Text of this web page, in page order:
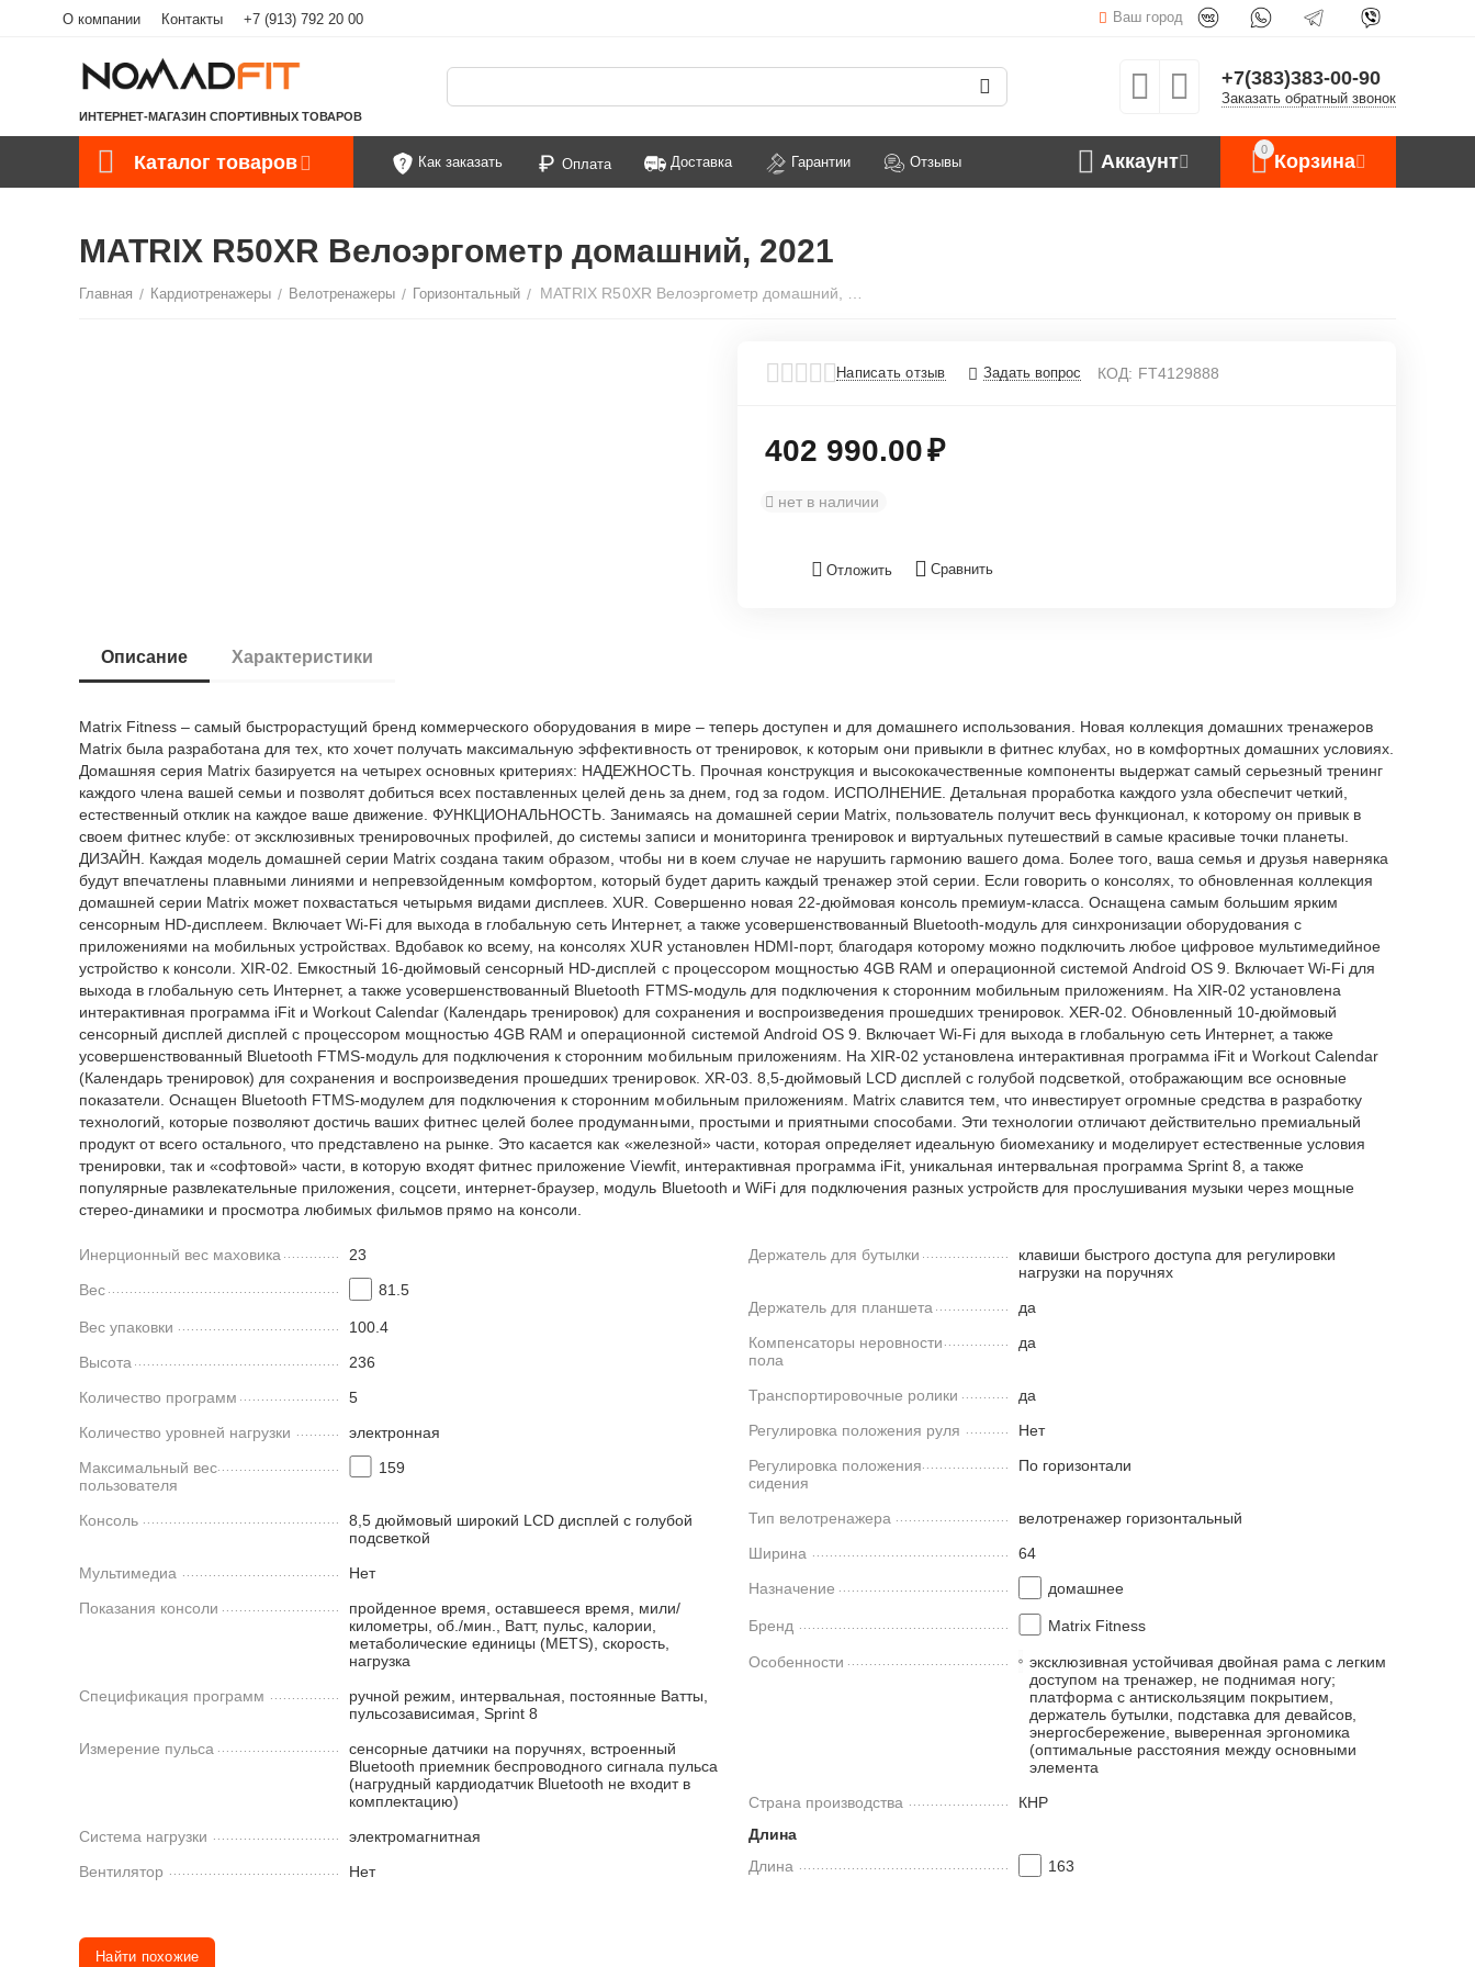
О компании Контакты +7 (913) 792 20 00 Ваш город
ИНТЕРНЕТ-МАГАЗИН СПОРТИВНЫХ ТОВАРОВ
+7(383)383-00-90
Заказать обратный звонок
Каталог товаров Как заказать Оплата Доставка Гарантии Отзывы
0
Корзина
Аккаунт
MATRIX R50XR Велоэргометр домашний, 2021
Главная / Кардиотренажеры / Велотренажеры / Горизонтальный /
Написать отзыв Задать вопрос КОД: FT4129888
402 990.00₽
нет в наличии
Отложить Сравнить
Описание Характеристики
Matrix Fitness – самый быстрорастущий бренд коммерческого оборудования в мире – теперь доступен и для домашнего использования. Новая коллекция домашних тренажеров
Matrix была разработана для тех, кто хочет получать максимальную эффективность от тренировок, к которым они привыкли в фитнес клубах, но в комфортных домашних условиях.
Домашняя серия Matrix базируется на четырех основных критериях: НАДЕЖНОСТЬ. Прочная конструкция и высококачественные компоненты выдержат самый серьезный тренинг
каждого члена вашей семьи и позволят добиться всех поставленных целей день за днем, год за годом. ИСПОЛНЕНИЕ. Детальная проработка каждого узла обеспечит четкий,
естественный отклик на каждое ваше движение. ФУНКЦИОНАЛЬНОСТЬ. Занимаясь на домашней серии Matrix, пользователь получит весь функционал, к которому он привык в
своем фитнес клубе: от эксклюзивных тренировочных профилей, до системы записи и мониторинга тренировок и виртуальных путешествий в самые красивые точки планеты.
ДИЗАЙН. Каждая модель домашней серии Matrix создана таким образом, чтобы ни в коем случае не нарушить гармонию вашего дома. Более того, ваша семья и друзья наверняка
будут впечатлены плавными линиями и непревзойденным комфортом, который будет дарить каждый тренажер этой серии. Если говорить о консолях, то обновленная коллекция
домашней серии Matrix может похвастаться четырьмя видами дисплеев. XUR. Совершенно новая 22-дюймовая консоль премиум-класса. Оснащена самым большим ярким
сенсорным HD-дисплеем. Включает Wi-Fi для выхода в глобальную сеть Интернет, а также усовершенствованный Bluetooth-модуль для синхронизации оборудования с
приложениями на мобильных устройствах. Вдобавок ко всему, на консолях XUR установлен HDMI-порт, благодаря которому можно подключить любое цифровое мультимедийное
устройство к консоли. XIR-02. Емкостный 16-дюймовый сенсорный HD-дисплей с процессором мощностью 4GB RAM и операционной системой Android OS 9. Включает Wi-Fi для
выхода в глобальную сеть Интернет, а также усовершенствованный Bluetooth FTMS-модуль для подключения к сторонним мобильным приложениям. На XIR-02 установлена
интерактивная программа iFit и Workout Calendar (Календарь тренировок) для сохранения и воспроизведения прошедших тренировок. XER-02. Обновленный 10-дюймовый
сенсорный дисплей дисплей с процессором мощностью 4GB RAM и операционной системой Android OS 9. Включает Wi-Fi для выхода в глобальную сеть Интернет, а также
усовершенствованный Bluetooth FTMS-модуль для подключения к сторонним мобильным приложениям. На XIR-02 установлена интерактивная программа iFit и Workout Calendar
(Календарь тренировок) для сохранения и воспроизведения прошедших тренировок. XR-03. 8,5-дюймовый LCD дисплей с голубой подсветкой, отображающим все основные
показатели. Оснащен Bluetooth FTMS-модулем для подключения к сторонним мобильным приложениям. Matrix славится тем, что инвестирует огромные средства в разработку
технологий, которые позволяют достичь ваших фитнес целей более продуманными, простыми и приятными способами. Эти технологии отличают действительно премиальный
продукт от всего остального, что представлено на рынке. Это касается как «железной» части, которая определяет идеальную биомеханику и моделирует естественные условия
тренировки, так и «софтовой» части, в которую входят фитнес приложение Viewfit, интерактивная программа iFit, уникальная интервальная программа Sprint 8, а также
популярные развлекательные приложения, соцсети, интернет-браузер, модуль Bluetooth и WiFi для подключения разных устройств для прослушивания музыки через мощные
стерео-динамики и просмотра любимых фильмов прямо на консоли.
Инерционный вес маховика
23
Вес
81.5
Вес упаковки
100.4
Высота
236
Количество программ
5
Количество уровней нагрузки
электронная
Максимальный вес
пользователя
159
Консоль
8,5 дюймовый широкий LCD дисплей с голубой
подсветкой
Мультимедиа
Нет
Показания консоли
пройденное время, оставшееся время, мили/
километры, об./мин., Ватт, пульс, калории,
метаболические единицы (METS), скорость,
нагрузка
Спецификация программ
ручной режим, интервальная, постоянные Ватты,
пульсозависимая, Sprint 8
Измерение пульса
сенсорные датчики на поручнях, встроенный
Bluetooth приемник беспроводного сигнала пульса
(нагрудный кардиодатчик Bluetooth не входит в
комплектацию)
Система нагрузки
электромагнитная
Вентилятор
Нет
Держатель для бутылки
клавиши быстрого доступа для регулировки
нагрузки на поручнях
Держатель для планшета
да
Компенсаторы неровности
пола
да
Транспортировочные ролики
да
Регулировка положения руля
Нет
Регулировка положения
сидения
По горизонтали
Тип велотренажера
велотренажер горизонтальный
Ширина
64
Назначение
домашнее
Бренд Matrix Fitness
Особенности
эксклюзивная устойчивая двойная рама с легким
доступом на тренажер, не поднимая ногу;
платформа с антискользяцим покрытием,
держатель бутылки, подставка для девайсов,
энергосбережение, выверенная эргономика
(оптимальные расстояния между основными
элемента
Страна производства
КНР
Длина
Длина
163
Найти похожие